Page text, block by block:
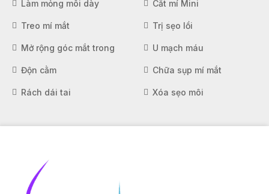
Làm mỏng môi dày Cắt mí Mini
Treo mí mắt Trị sẹo lồi
Mở rộng góc mắt trong U mạch máu
Độn cằm Chữa sụp mí mắt
Rách dái tai Xóa sẹo môi